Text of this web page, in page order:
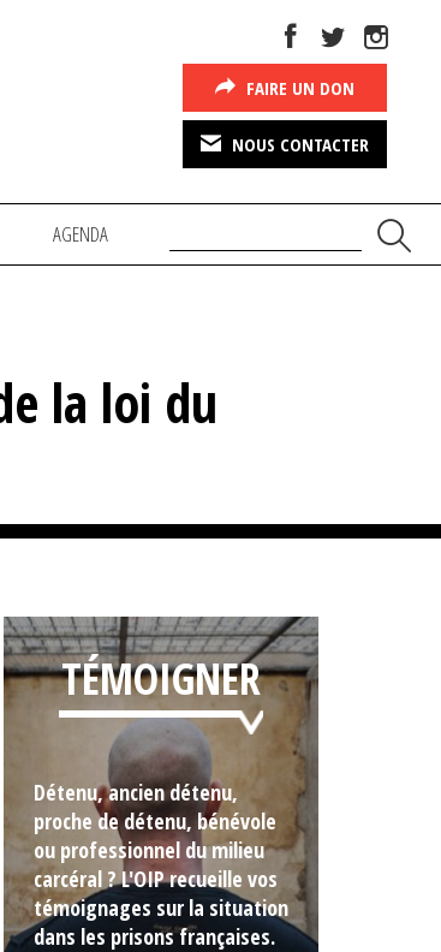
FAIRE UN DON
NOUS CONTACTER
AGENDA
la loi du
TÉMOIGNER
Détenu, ancien détenu,
proche de détenu, bénévole
ou professionnel du milieu
carcéral ? L'OIP recueille vos
témoignages sur la situation
dans les prisons françaises.